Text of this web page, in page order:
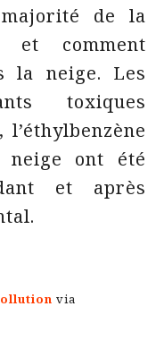
de la
et comment
la neige. Les
toxiques
ont été
et après
via